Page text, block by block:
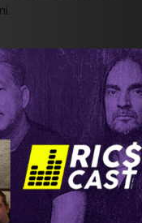
mobil-50-